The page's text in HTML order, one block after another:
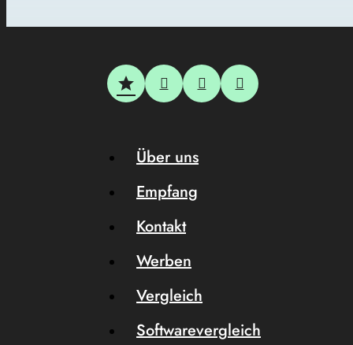
Über uns
Empfang
Kontakt
Werben
Vergleich
Softwarevergleich